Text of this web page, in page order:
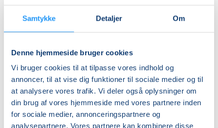
Samtykke Detaljer Om
Denne hjemmeside bruger cookies
Vi bruger cookies til at tilpasse vores indhold og
annoncer, til at vise dig funktioner til sociale medier og til
at analysere vores trafik. Vi deler også oplysninger om
din brug af vores hjemmeside med vores partnere inden
for sociale medier, annonceringspartnere og
analysepartnere. Vores partnere kan kombinere disse
mandag 21.09.2026, kl. 16.30 - 18.00
Sidste mødegang
mandag 09.11.2026, kl. 16.30 - 18.00
Antal mødegange
7mødegange